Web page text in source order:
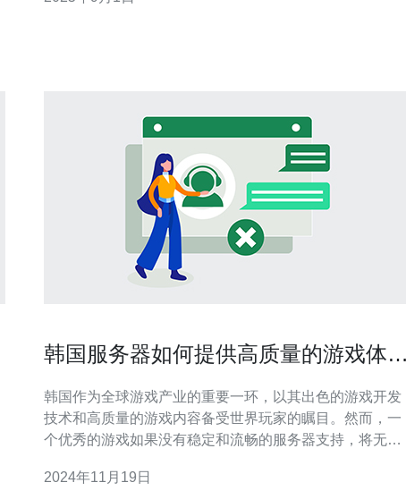
韩国服务器如何提供高质量的游戏体
韩国作为全球游戏产业的重要一环，以其出色的游戏开发
技术和高质量的游戏内容备受世界玩家的瞩目。然而，一
个优秀的游戏如果没有稳定和流畅的服务器支持，将无法
行业在不断努力提供高质量的游戏体验，本文将探讨韩国
2024年11月19日